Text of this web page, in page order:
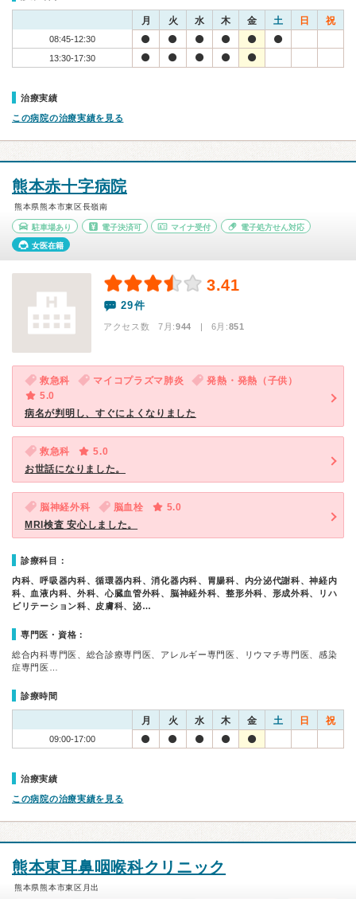
月 火 水 木 金 土 日 祝
08:45-12:30
13:30-17:30
治療実績
この病院の治療実績を見る
熊本赤十字病院
熊本県熊本市東区長嶺南
駐車場あり 電子決済可 マイナ受付 電子処方せん対応
女医在籍
3.41
29件
アクセス数 7月:944 | 6月:851
救急科 マイコプラズマ肺炎
発熱・発熱（子供）
5.0
病名が判明し、すぐによくなりました
救急科
5.0
お世話になりました。
脳神経外科 脳血栓
5.0
MRI検査 安心しました。
診療科目：
内科、呼吸器内科、循環器内科、消化器内科、胃腸科、内分泌代謝科、神経内
科、血液内科、外科、心臓血管外科、脳神経外科、整形外科、形成外科、リハ
ビリテーション科、皮膚科、泌…
専門医・資格：
総合内科専門医、総合診療専門医、アレルギー専門医、リウマチ専門医、感染
症専門医…
診療時間
月 火 水 木 金 土 日 祝
09:00-17:00
治療実績
この病院の治療実績を見る
熊本東耳鼻咽喉科クリニック
熊本県熊本市東区月出